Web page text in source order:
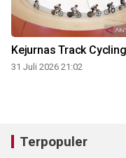
Kejurnas Track
31 Juli 2026 21:02
Terpopuler